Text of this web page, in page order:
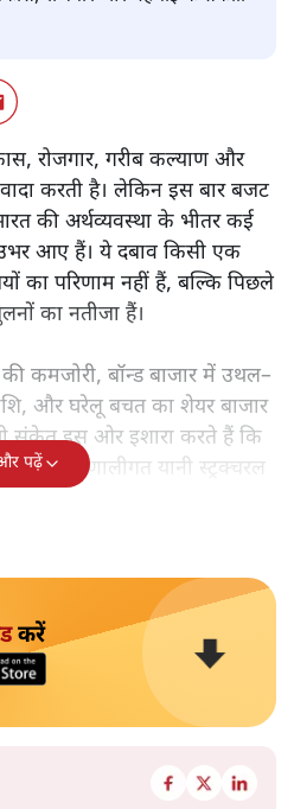
रोजगार, गरीब कल्याण और
करती है। लेकिन इस बार बजट
की अर्थव्यवस्था के भीतर कई
आए हैं। ये दबाव किसी एक
का परिणाम नहीं हैं, बल्कि पिछले
का नतीजा हैं।
कमजोरी, बॉन्ड बाजार में उथल–
और घरेलू बचत का शेयर बाजार
संकेत इस ओर इशारा करते हैं कि
और प्रणालीगत यानी स्ट्रक्चरल
पढ़ें
करें